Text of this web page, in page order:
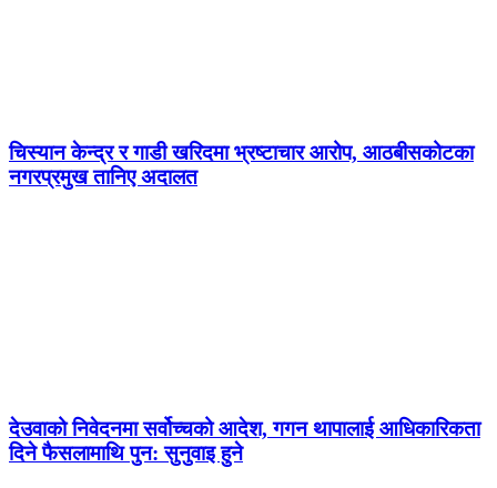
चिस्यान केन्द्र र गाडी खरिदमा भ्रष्टाचार आरोप, आठबीसकोटका
नगरप्रमुख तानिए अदालत
देउवाको निवेदनमा सर्वोच्चको आदेश, गगन थापालाई आधिकारिकता
दिने फैसलामाथि पुन: सुनुवाइ हुने